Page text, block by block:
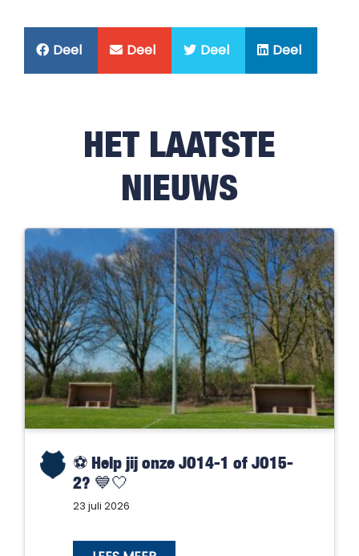
Deel Deel Deel Deel
HET LAATSTE
NIEUWS
⚽️ Help jij onze JO14-1 of JO15-
2? 💙🤍
23 juli 2026